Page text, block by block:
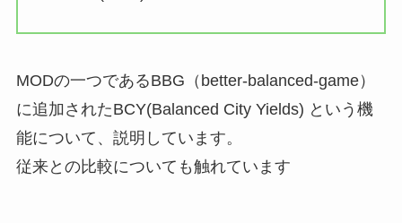
MODの一つであるBBG（better-balanced-game）
に追加されたBCY(Balanced City Yields) という機
能について、説明しています。
従来との比較についても触れています